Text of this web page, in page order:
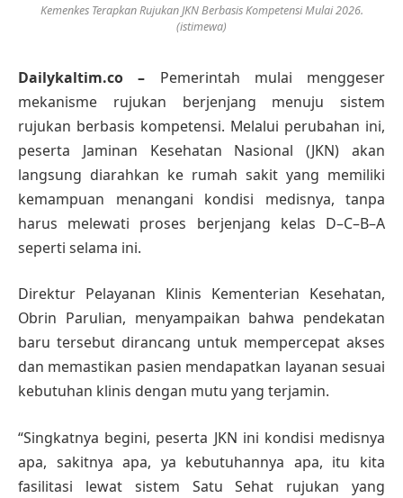
Kemenkes Terapkan Rujukan JKN Berbasis Kompetensi Mulai 2026.
(istimewa)
Dailykaltim.co – Pemerintah mulai menggeser
mekanisme rujukan berjenjang menuju sistem
rujukan berbasis kompetensi. Melalui perubahan ini,
peserta Jaminan Kesehatan Nasional (JKN) akan
langsung diarahkan ke rumah sakit yang memiliki
kemampuan menangani kondisi medisnya, tanpa
harus melewati proses berjenjang kelas D–C–B–A
seperti selama ini.
Direktur Pelayanan Klinis Kementerian Kesehatan,
Obrin Parulian, menyampaikan bahwa pendekatan
baru tersebut dirancang untuk mempercepat akses
dan memastikan pasien mendapatkan layanan sesuai
kebutuhan klinis dengan mutu yang terjamin.
“Singkatnya begini, peserta JKN ini kondisi medisnya
apa, sakitnya apa, ya kebutuhannya apa, itu kita
fasilitasi lewat sistem Satu Sehat rujukan yang